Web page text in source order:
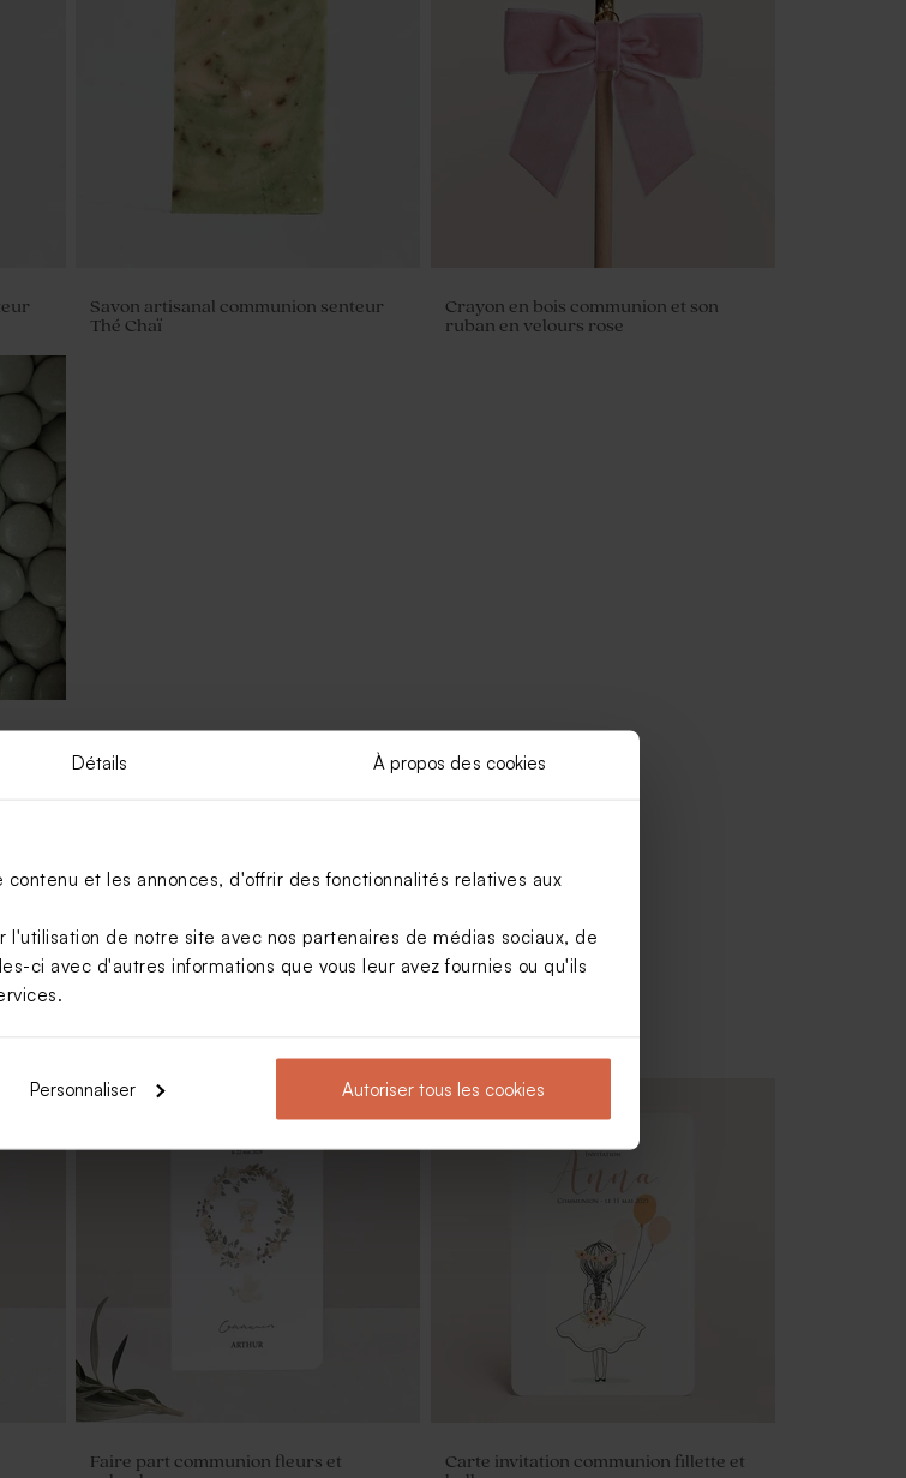
Détails À propos des cookies
et les annonces, d'offrir des fonctionnalités relatives aux
l'utilisation de notre site avec nos partenaires de médias sociaux, de
ci avec d'autres informations que vous leur avez fournies ou qu'ils
Personnaliser Autoriser tous les cookies
Savon artisanal communion senteur
Thé Chaï
Crayon en bois communion et son
ruban en velours rose
Tube à bulles communion rose Bougie communion striée verte
Faire part communion fleurs et
Carte invitation communion fillette et